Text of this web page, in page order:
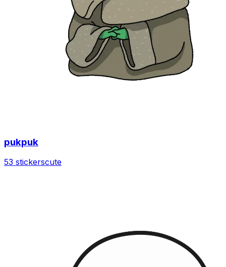
pukpuk
53 stickerscute